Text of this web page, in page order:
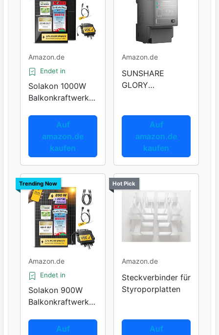
Amazon.de
Endet in
Solakon 1000W
Balkonkraftwerk
Auf
amazon.de
kaufen
Amazon.de
SUNSHARE
GLORY
Auf
amazon.de
kaufen
Trending Now
Amazon.de
Endet in
Solakon 900W
Balkonkraftwerk
Auf
Hot Pick
Amazon.de
Steckverbinder für
Styroporplatten
Auf